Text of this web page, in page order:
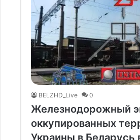
BELZHD_Live 0
Железнодорожный
оккупированных